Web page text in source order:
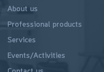
About us
Professional products
Services
Events/Activities